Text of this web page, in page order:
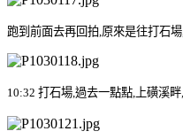
跑到前面去再回拍 原來是往打石場
10:32 打石場 過去一點點 上磺溪畔